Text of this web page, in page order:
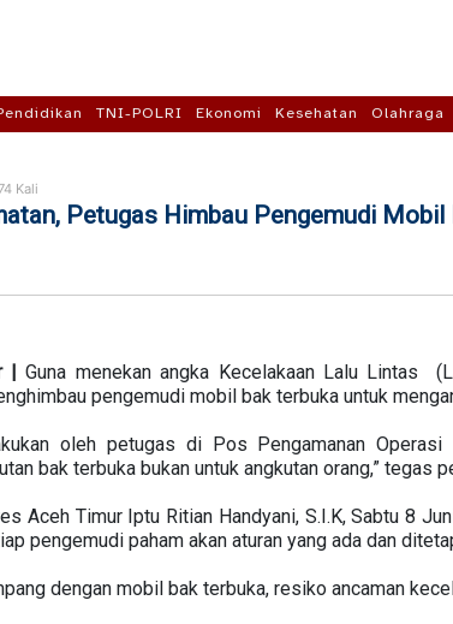
TNI-POLRI Ekonomi Kesehatan Olahraga
Kali
Petugas Himbau Pengemudi
|Guna menekan angka Kecelakaan Lalu Lintas
pengemudi mobil bak terbuka untuk
oleh petugas di Pos Pengamanan
bak terbuka bukan untuk angkutan orang,” tegas
Aceh Timur Iptu Ritian Handyani, S.I.K, Sabtu 8
pengemudi paham akan aturan yang ada dan
dengan mobil bak terbuka, resiko ancaman